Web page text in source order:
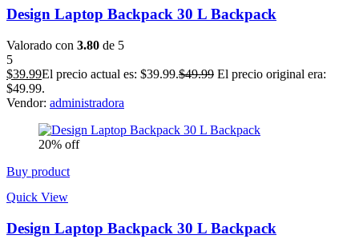
Design Laptop Backpack 30 L Backpack
Valorado con 3.80 de 5
5
$39.99El precio actual es: $39.99.$49.99 El precio original era:
$49.99.
Vendor: administradora
20% off
Buy product
Quick View
Design Laptop Backpack 30 L Backpack